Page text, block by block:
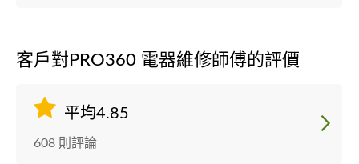
客戶對PRO360 電器維修師傅的評價
平均4.85
608 則評論